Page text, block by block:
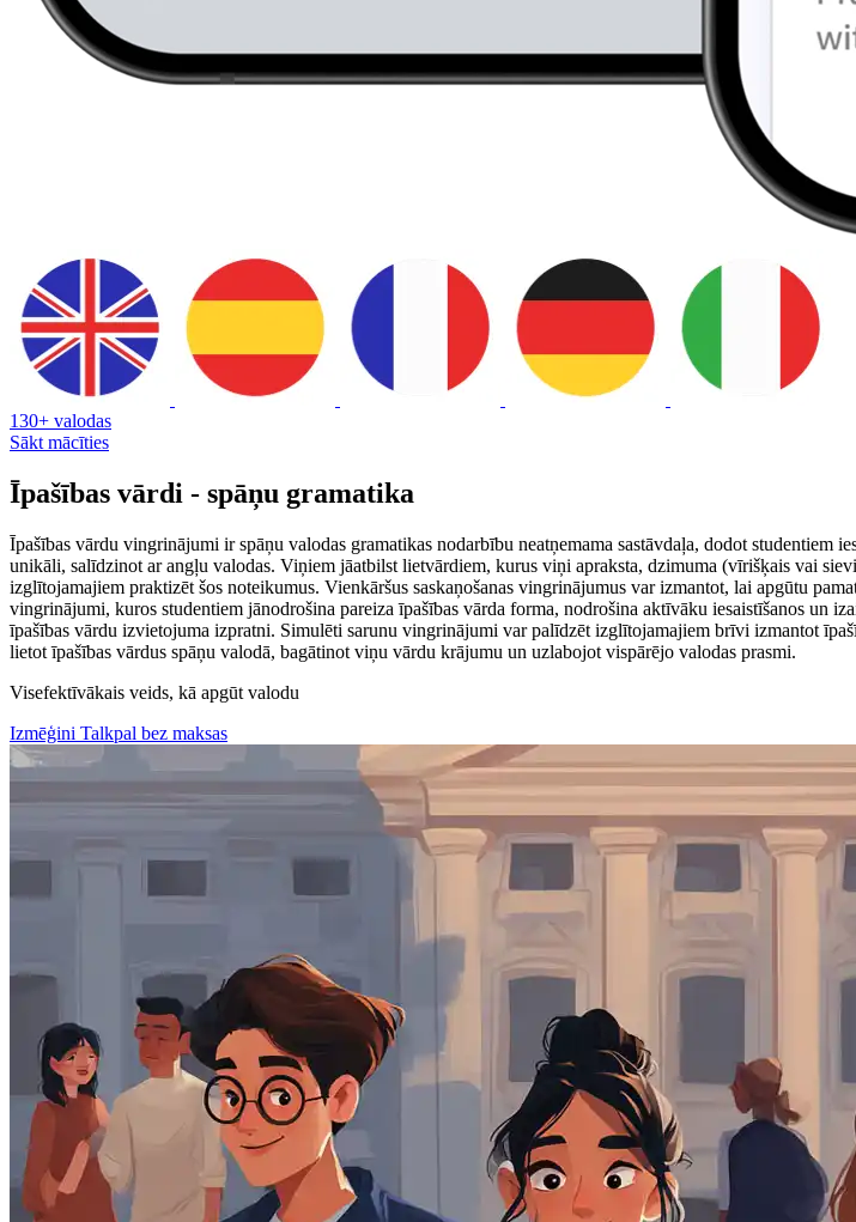
130+ valodas
Sākt mācīties
Īpašības vārdi - spāņu gramatika
Īpašības vārdu vingrinājumi ir spāņu valodas gramatikas nodarbību neatņemama sastāvdaļa, dodot
unikāli, salīdzinot ar angļu valodas. Viņiem jāatbilst lietvārdiem, kurus viņi apraksta, dzimuma (vīrišķais vai
izglītojamajiem praktizēt šos noteikumus. Vienkāršus saskaņošanas vingrinājumus var izmantot, lai apgūtu
vingrinājumi, kuros studentiem jānodrošina pareiza īpašības vārda forma, nodrošina aktīvāku iesaistīšanos un
īpašības vārdu izvietojuma izpratni. Simulēti sarunu vingrinājumi var palīdzēt izglītojamajiem brīvi izmantot
lietot īpašības vārdus spāņu valodā, bagātinot viņu vārdu krājumu un uzlabojot vispārējo valodas prasmi.
Visefektīvākais veids, kā apgūt valodu
Izmēģini Talkpal bez maksas